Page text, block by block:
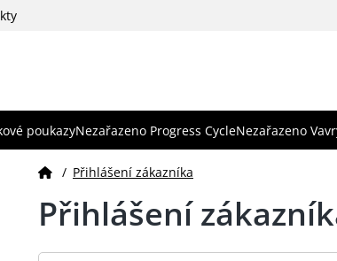
poukazyNezařazeno Progress CycleNezařazeno
/ Přihlášení zákazníka
Přihlášení